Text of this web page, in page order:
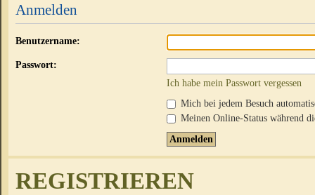
Anmelden
Benutzername:
Passwort:
Ich habe mein Passwort vergessen
Mich bei jedem Besuch
Meinen Online-Status während
REGISTRIEREN